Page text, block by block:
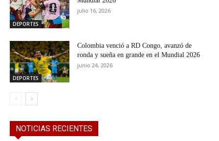
DEPORTES
julio 16, 2026
DEPORTES
Colombia venció a RD Congo, avanzó de
ronda y sueña en grande en el Mundial 2026
junio 24, 2026
NOTICIAS RECIENTES